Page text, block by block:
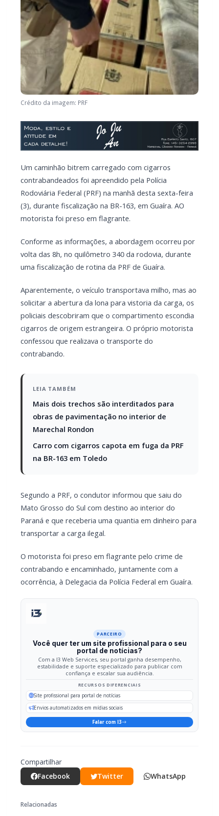
Crédito da imagem: PRF
Um caminhão bitrem carregado com cigarros
contrabandeados foi apreendido pela Polícia
Rodoviária Federal (PRF) na manhã desta sexta-feira
(3), durante fiscalização na BR-163, em Guaíra. AO
motorista foi preso em flagrante.
Conforme as informações, a abordagem ocorreu por
volta das 8h, no quilômetro 340 da rodovia, durante
uma fiscalização de rotina da PRF de Guaíra.
Aparentemente, o veículo transportava milho, mas ao
solicitar a abertura da lona para vistoria da carga, os
policiais descobriram que o compartimento escondia
cigarros de origem estrangeira. O próprio motorista
confessou que realizava o transporte do
contrabando.
LEIA TAMBÉM
Mais dois trechos são interditados para
obras de pavimentação no interior de
Marechal Rondon
Carro com cigarros capota em fuga da PRF
na BR-163 em Toledo
Segundo a PRF, o condutor informou que saiu do
Mato Grosso do Sul com destino ao interior do
Paraná e que receberia uma quantia em dinheiro para
transportar a carga ilegal.
O motorista foi preso em flagrante pelo crime de
contrabando e encaminhado, juntamente com a
ocorrência, à Delegacia da Polícia Federal em Guaíra.
PARCEIRO
Você quer ter um site profissional para o seu
portal de notícias?
Com a I3 Web Services, seu portal ganha desempenho,
estabilidade e suporte especializado para publicar com
confiança e escalar sua audiência.
RECURSOS DIFERENCIAIS
Site profissional para portal de notícias
Envios automatizados em mídias sociais
Falar com I3
Compartilhar
Facebook
Twitter WhatsApp
Relacionadas